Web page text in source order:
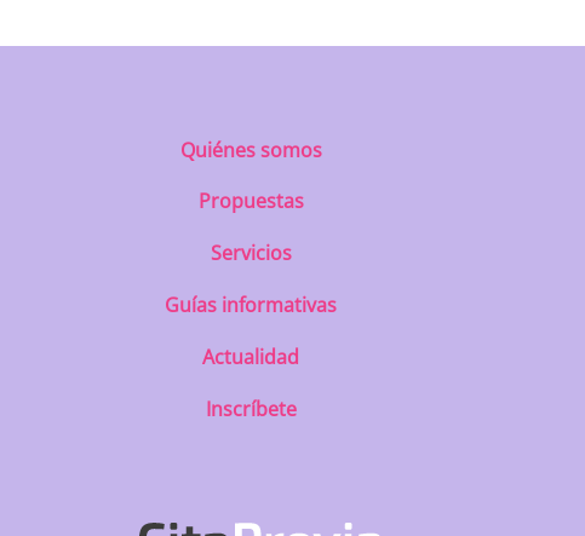
Quiénes somos
Propuestas
Servicios
Guías informativas
Actualidad
Inscríbete